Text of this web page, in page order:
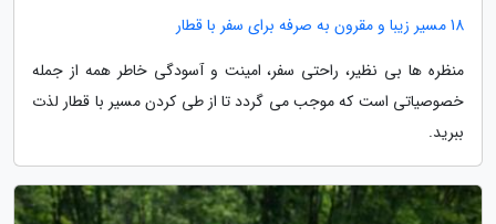
18 مسیر زیبا و مقرون به صرفه برای سفر با قطار
منظره ها بی نظیر، راحتی سفر، امینت و آسودگی خاطر همه از جمله
خصوصیاتی است که موجب می گردد تا از طی کردن مسیر با قطار لذت
ببرید.